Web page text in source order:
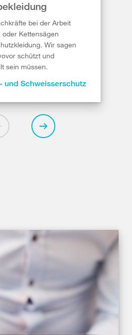
bei der Arbeit
Kettensägen
Wir sagen
schützt und
sein müssen.
und Schweisserschutz